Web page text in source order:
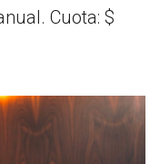
Cuota: $